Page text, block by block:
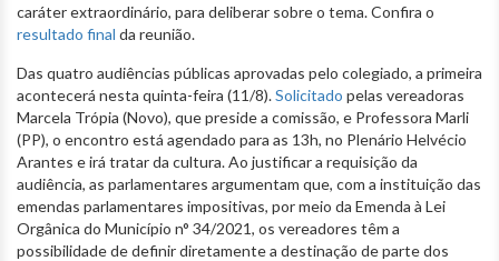
caráter extraordinário, para deliberar sobre o tema. Confira o
resultado final da reunião.
Das quatro audiências públicas aprovadas pelo colegiado, a primeira
acontecerá nesta quinta-feira (11/8).Solicitado pelas vereadoras
Marcela Trópia (Novo), que preside a comissão, e Professora Marli
(PP), o encontro está agendado para as 13h, no Plenário Helvécio
Arantes e irá tratar da cultura. Ao justificar a requisição da
audiência, as parlamentares argumentam que, com a instituição das
emendas parlamentares impositivas, por meio da Emenda à Lei
Orgânica do Município n° 34/2021, os vereadores têm a
possibilidade de definir diretamente a destinação de parte dos